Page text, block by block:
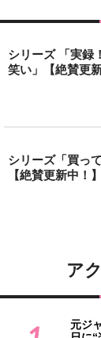
シリーズ 「実録
笑い」【絶賛更新
シリーズ「買っ
【絶賛更新中！】
ア
元ジ